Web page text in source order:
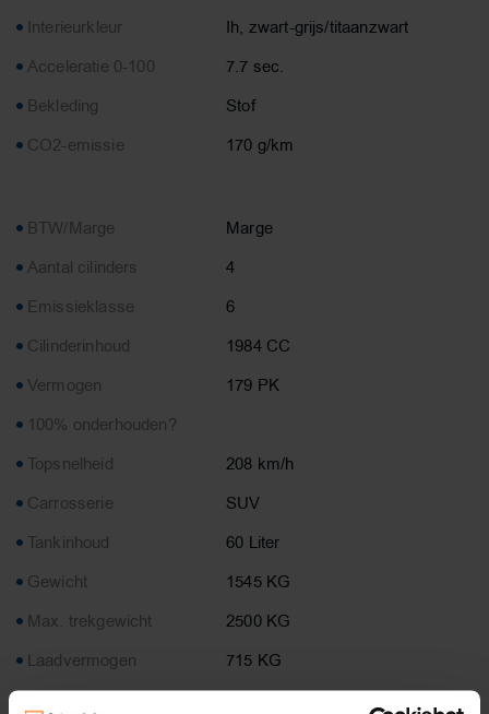
Interieurkleur
Ih, zwart-grijs/titaanzwart
Acceleratie 0-100
7.7 sec.
Bekleding
Stof
CO2-emissie
170 g/km
BTW/Marge
Marge
Aantal cilinders
4
Emissieklasse
6
Cilinderinhoud
1984 CC
Vermogen
179 PK
100% onderhouden?
Topsnelheid
208 km/h
Carrosserie
SUV
Tankinhoud
60 Liter
Gewicht
1545 KG
Max. trekgewicht
2500 KG
Laadvermogen
715 KG